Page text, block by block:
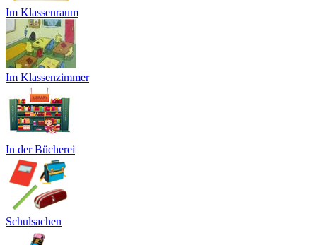
Im Klassenraum
Im Klassenzimmer
In der Bücherei
Schulsachen